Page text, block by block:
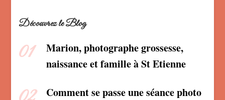
Découvrez le Blog
Marion, photographe grossesse,
naissance et famille à St Etienne
Comment se passe une séance photo